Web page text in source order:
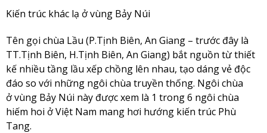
Kiến trúc khác lạ ở vùng Bảy Núi
Tên gọi chùa Lầu (P.Tịnh Biên, An Giang – trước đây là
TT.Tịnh Biên, H.Tịnh Biên, An Giang) bắt nguồn từ thiết
kế nhiều tầng lầu xếp chồng lên nhau, tạo dáng vẻ độc
đáo so với những ngôi chùa truyền thống. Ngôi chùa
ở vùng Bảy Núi này được xem là 1 trong 6 ngôi chùa
hiếm hoi ở Việt Nam mang hơi hướng kiến trúc Phù
Tang.